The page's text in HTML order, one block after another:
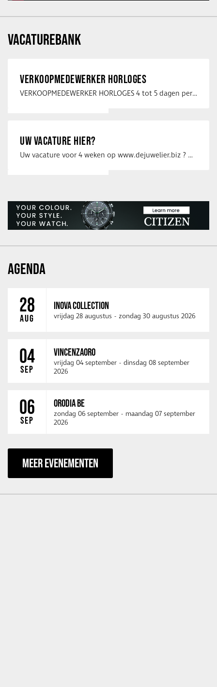
VACATUREBANK
VERKOOPMEDEWERKER HORLOGES
VERKOOPMEDEWERKER HORLOGES 4 tot 5 dagen per week Heb jij een passie voor …
UW VACATURE HIER?
Uw vacature voor 4 weken op www.dejuwelier.biz ? Neem dan contact op met …
AGENDA
28
AUG
INOVA COLLECTION
vrijdag 28 augustus - zondag 30 augustus 2026
04
SEP
VINCENZAORO
vrijdag 04 september - dinsdag 08 september
2026
06
SEP
ORODIA BE
zondag 06 september - maandag 07 september
2026
MEER EVENEMENTEN